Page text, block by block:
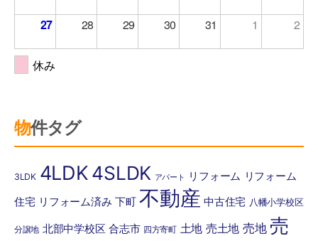
27 28 29 30 31 1 2
休み
物件タグ
3LDK 4LDK4SLDK アパート リフォーム リフォーム
住宅 リフォーム済み 下町 不動産 中古住宅 八幡小学校区
分譲地 北部中学校区 合志市 四方寄町 土地 売土地 売地 売